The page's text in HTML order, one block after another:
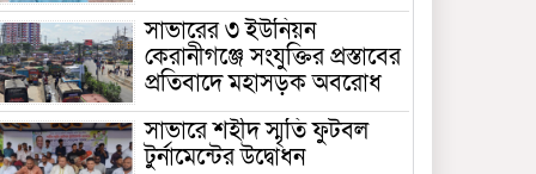
সাভারের ৩ ইউনিয়ন
কেরানীগঞ্জে সংযুক্তির প্রস্তাবের
প্রতিবাদে মহাসড়ক অবরোধ
সাভারে শহীদ স্মৃতি ফুটবল
টুর্নামেন্টের উদ্বোধন